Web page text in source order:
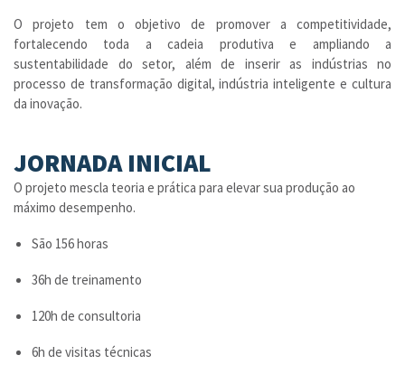
O projeto tem o objetivo de promover a competitividade,
fortalecendo toda a cadeia produtiva e ampliando a
sustentabilidade do setor, além de inserir as indústrias no
processo de transformação digital, indústria inteligente e cultura
da inovação.
JORNADA INICIAL
O projeto mescla teoria e prática para elevar sua produção ao
máximo desempenho.
São 156 horas
36h de treinamento
120h de consultoria
6h de visitas técnicas